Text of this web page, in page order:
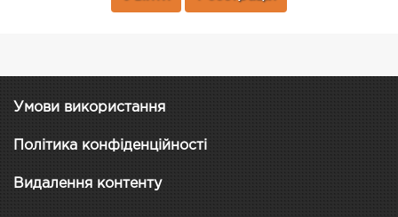
Умови використання
Політика конфіденційності
Видалення контенту